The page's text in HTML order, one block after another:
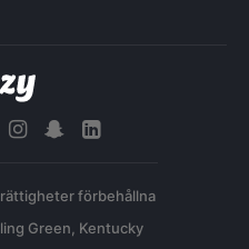
förbehållna